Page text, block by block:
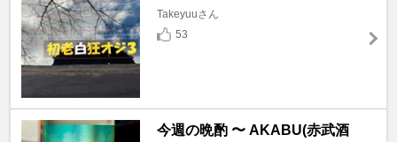
Takeyuuさん
53
今週の晩酌 〜 AKABU(赤武酒